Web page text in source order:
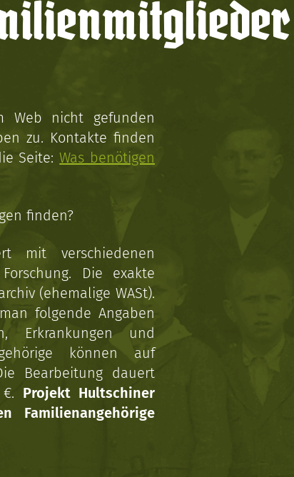
Web nicht gefunden
zu. Kontakte finden
Seite:Was benötigen
finden?
mit verschiedenen
Die exakte
(ehemalige WASt).
folgende Angaben
Erkrankungen und
können auf
Bearbeitung dauert
Projekt Hultschiner